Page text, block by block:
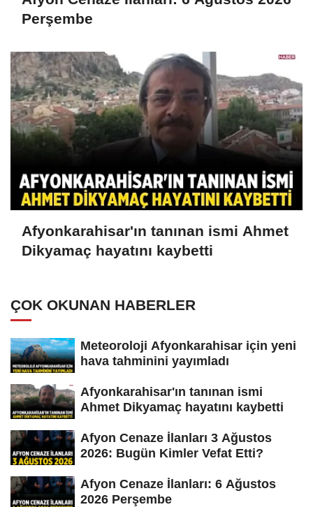
Perşembe
Afyonkarahisar'ın tanınan ismi Ahmet
Dikyamaç hayatını kaybetti
ÇOK OKUNAN HABERLER
Meteoroloji Afyonkarahisar için yeni
hava tahminini yayımladı
Afyonkarahisar'ın tanınan ismi
Ahmet Dikyamaç hayatını kaybetti
Afyon Cenaze İlanları 3 Ağustos
2026: Bugün Kimler Vefat Etti?
Afyon Cenaze İlanları: 6 Ağustos
2026 Perşembe